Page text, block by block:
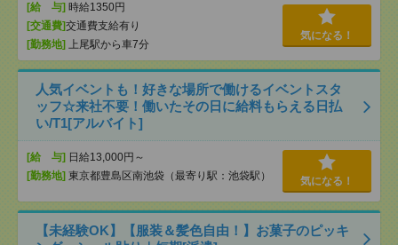
[給 与] 時給1350円
[交通費]交通費支給有り
[勤務地] 上尾駅から車7分
気になる！
人気イベントも！好きな場所で働けるイベントスタ
ッフ☆来社不要！働いたその日に給料もらえる日払
い/T1[アルバイト]
[給 与] 日給13,000円～
[勤務地] 東京都豊島区南池袋（最寄り駅：池袋駅） 気になる！
【未経験OK】【服装＆髪色自由！】お菓子のピッキ